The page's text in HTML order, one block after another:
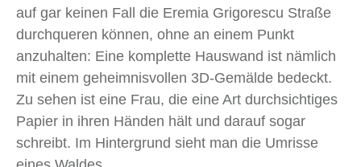
auf gar keinen Fall die Eremia Grigorescu Straße
durchqueren können, ohne an einem Punkt
anzuhalten: Eine komplette Hauswand ist nämlich
mit einem geheimnisvollen 3D-Gemälde bedeckt.
Zu sehen ist eine Frau, die eine Art durchsichtiges
Papier in ihren Händen hält und darauf sogar
schreibt. Im Hintergrund sieht man die Umrisse